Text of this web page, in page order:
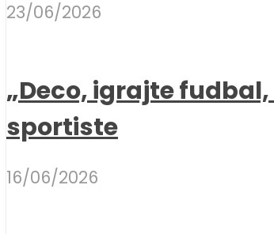
23/06/2026
„Deco, igrajte
sportiste
16/06/2026